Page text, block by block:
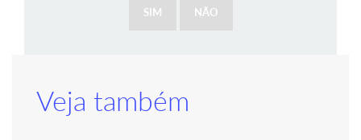
SIM NÃO
Veja também